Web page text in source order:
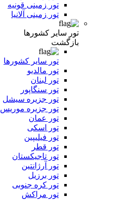
تور زمینی قونیه
تور زمینی آلانیا
تور سایر کشورها
بازگشت
تور سایر کشورها
تور مالدیو
تور لبنان
تور سنگاپور
تور جزیره سیشل
تور جزیره موریس
تور عمان
تور اسکی
تور فیلیپین
تور قطر
تور تاجیکستان
تور آرژانتین
تور برزیل
تور کره جنوبی
تور مراکش